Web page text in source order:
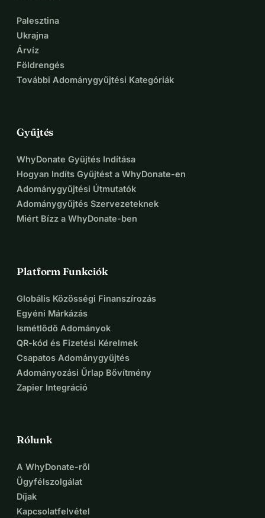
Palesztina
Ukrajna
Árvíz
Földrengés
További Adománygyűjtési Kategóriák
Gyűjtés
WhyDonate Gyűjtés Indítása
Hogyan Indíts Gyűjtést a WhyDonate-en
Adománygyűjtési Útmutatók
Adománygyűjtés Szervezeteknek
Miért Bízz a WhyDonate-ben
Platform Funkciók
Globális Közösségi Finanszírozás
Egyéni Márkázás
Ismétlődő Adományok
QR-kód és Fizetési Kérelmek
Csapatos Adománygyűjtés
Adományozási Űrlap Bővítmény
Zapier Integráció
Rólunk
A WhyDonate-ről
Ügyfélszolgálat
Díjak
Kapcsolatfelvétel